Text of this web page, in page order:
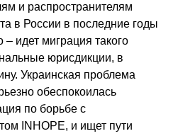
и распространителям
в России в последние годы
идет миграция такого
юрисдикции, в
Украинская проблема
обеспокоилась
по борьбе с
INHOPE, и ищет пути